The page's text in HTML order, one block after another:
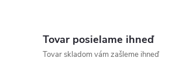
Tovar posielame ihneď
Tovar skladom vám zašleme ihneď